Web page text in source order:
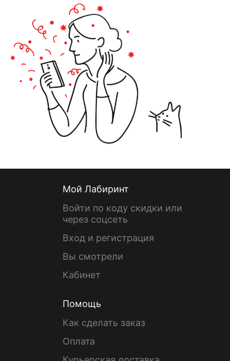
Мой Лабиринт
Войти по коду скидки или
через соцсеть
Вход и регистрация
Вы смотрели
Кабинет
Помощь
Как сделать заказ
Оплата